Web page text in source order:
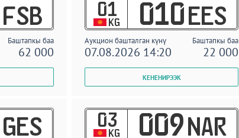
FSB
Баштапкы баа
62 000
01
KG 010 EES
Аукцион башталган күнү Баштапкы баа
07.08.2026 14:20 22 000
GES 03
KG 009 NAR